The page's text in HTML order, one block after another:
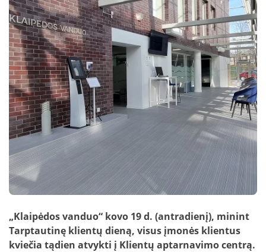
schemos
Papildomai teikiamos paslaugos
gyventojams
Nuotekų išvežimas
Skundų nagrinėjimas neteismine tvarka
Prašymai pakloti tinklus iki sklypo ribos
Nuotolinė apskaita
Papildomai teikiamos paslaugos verslui
DUK: Skolos
DUK: Nuotolinė apskaita
DUK: Apsaugos zonos
„Klaipėdos vanduo“ kovo 19 d. (antradienį), minint
Tarptautinę klientų dieną, visus įmonės klientus
kviečia tądien atvykti į Klientų aptarnavimo centrą.